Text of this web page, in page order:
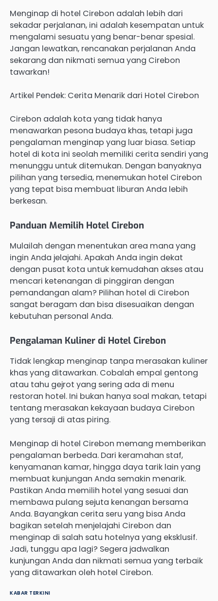
Menginap di hotel Cirebon adalah lebih dari
sekadar perjalanan, ini adalah kesempatan untuk
mengalami sesuatu yang benar-benar spesial.
Jangan lewatkan, rencanakan perjalanan Anda
sekarang dan nikmati semua yang Cirebon
tawarkan!
Artikel Pendek: Cerita Menarik dari Hotel Cirebon
Cirebon adalah kota yang tidak hanya
menawarkan pesona budaya khas, tetapi juga
pengalaman menginap yang luar biasa. Setiap
hotel di kota ini seolah memiliki cerita sendiri yang
menunggu untuk ditemukan. Dengan banyaknya
pilihan yang tersedia, menemukan hotel Cirebon
yang tepat bisa membuat liburan Anda lebih
berkesan.
Panduan Memilih Hotel Cirebon
Mulailah dengan menentukan area mana yang
ingin Anda jelajahi. Apakah Anda ingin dekat
dengan pusat kota untuk kemudahan akses atau
mencari ketenangan di pinggiran dengan
pemandangan alam? Pilihan hotel di Cirebon
sangat beragam dan bisa disesuaikan dengan
kebutuhan personal Anda.
Pengalaman Kuliner di Hotel Cirebon
Tidak lengkap menginap tanpa merasakan kuliner
khas yang ditawarkan. Cobalah empal gentong
atau tahu gejrot yang sering ada di menu
restoran hotel. Ini bukan hanya soal makan, tetapi
tentang merasakan kekayaan budaya Cirebon
yang tersaji di atas piring.
Menginap di hotel Cirebon memang memberikan
pengalaman berbeda. Dari keramahan staf,
kenyamanan kamar, hingga daya tarik lain yang
membuat kunjungan Anda semakin menarik.
Pastikan Anda memilih hotel yang sesuai dan
membawa pulang sejuta kenangan bersama
Anda. Bayangkan cerita seru yang bisa Anda
bagikan setelah menjelajahi Cirebon dan
menginap di salah satu hotelnya yang eksklusif.
Jadi, tunggu apa lagi? Segera jadwalkan
kunjungan Anda dan nikmati semua yang terbaik
yang ditawarkan oleh hotel Cirebon.
KABAR TERKINI